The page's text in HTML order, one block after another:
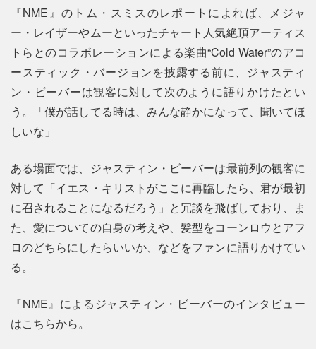
『NME』のトム・スミスのレポートによれば、メジャ
ー・レイザーやムーといったチャート人気絶頂アーティス
トらとのコラボレーションによる楽曲“Cold Water”のアコ
ースティック・バージョンを披露する前に、ジャスティ
ン・ビーバーは観客に対して次のように語りかけたとい
う。「僕が話してる時は、みんな静かになって、聞いてほ
しいな」
ある場面では、ジャスティン・ビーバーは最前列の観客に
対して「イエス・キリストがここに再臨したら、君が最初
に召されることになるだろう」と冗談を飛ばしており、ま
た、愛についての自身の考えや、髪型をコーンロウとアフ
ロのどちらにしたらいいか、などをファンに語りかけてい
る。
『NME』によるジャスティン・ビーバーのインタビュー
はこちらから。